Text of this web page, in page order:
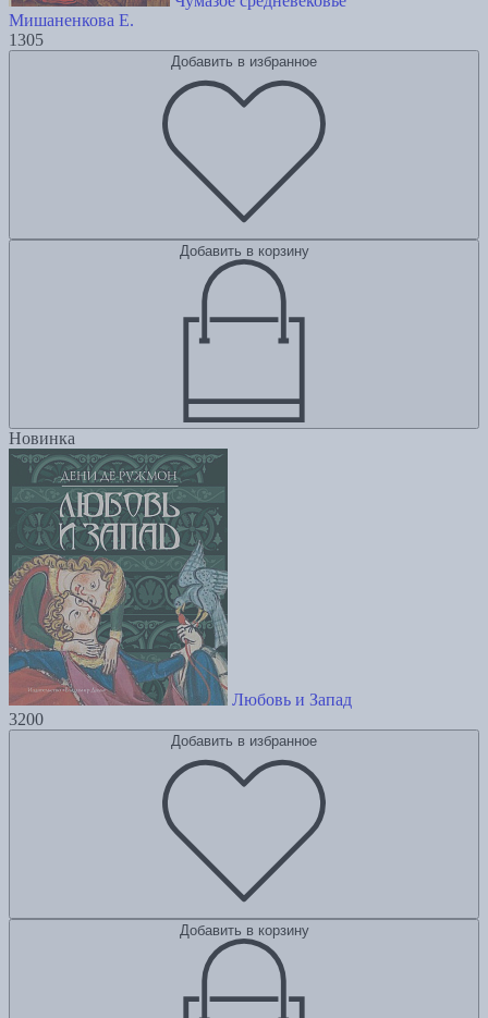
Мишаненкова Е.
1305
Добавить в избранное
Добавить в корзину
Новинка
Любовь и Запад
3200
Добавить в избранное
Добавить в корзину